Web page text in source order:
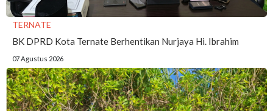
TERNATE
BK DPRD Kota Ternate Berhentikan Nurjaya Hi. Ibrahim
07 Agustus 2026